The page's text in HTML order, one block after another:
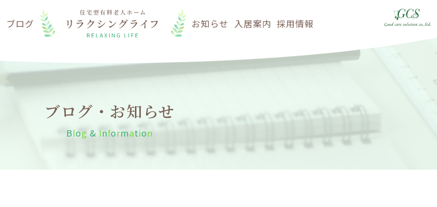
ブログ お知らせ 入居案内 採用情報
ブログ・お知らせ
Blog & Information